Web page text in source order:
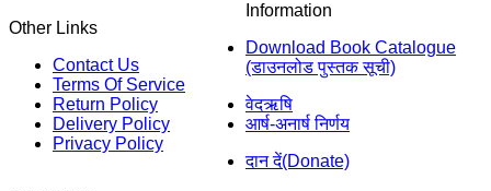
Other Links
Contact Us
Terms Of Service
Return Policy
Delivery Policy
Privacy Policy
Information
Download Book Catalogue
(डाउनलोड पुस्तक सूची)
वेदऋषि
आर्ष-अनार्ष निर्णय
दान दें(Donate)